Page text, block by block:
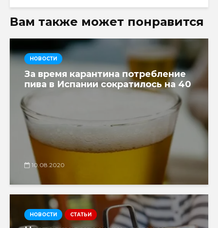
Вам также может понравится
НОВОСТИ
За время карантина потребление
пива в Испании сократилось на 40
10.08.2020
НОВОСТИ СТАТЬИ